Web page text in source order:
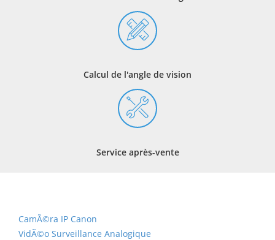
Calcul de l'angle de vision
Service après-vente
CamÃ©ra IP Canon
VidÃ©o Surveillance Analogique